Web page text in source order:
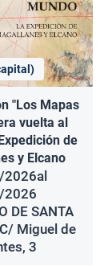
"Los Mapas
vuelta al
de
y Elcano
2026al
2026
DE SANTA
Miguel de
3